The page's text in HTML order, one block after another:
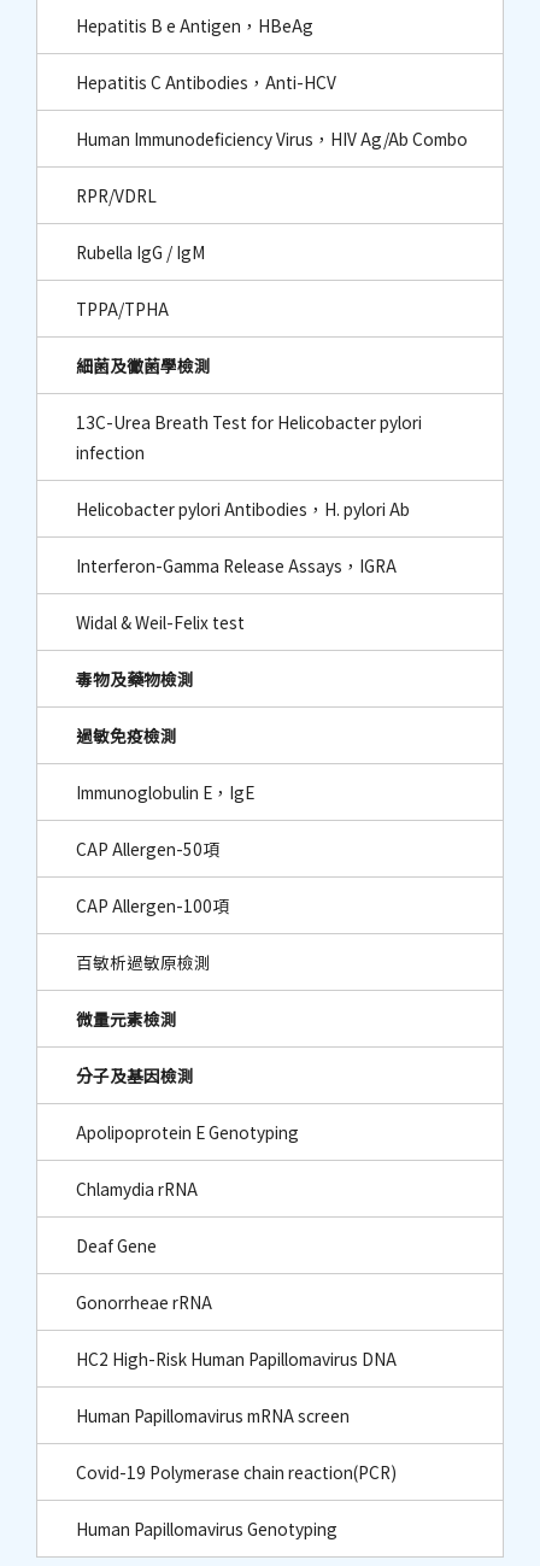
Hepatitis B e Antigen，HBeAg
Hepatitis C Antibodies，Anti-HCV
Human Immunodeficiency Virus，HIV Ag/Ab Combo
RPR/VDRL
Rubella IgG / IgM
TPPA/TPHA
細菌及黴菌學檢測
13C-Urea Breath Test for Helicobacter pylori
infection
Helicobacter pylori Antibodies，H. pylori Ab
Interferon-Gamma Release Assays，IGRA
Widal & Weil-Felix test
毒物及藥物檢測
過敏免疫檢測
Immunoglobulin E，IgE
CAP Allergen-50項
CAP Allergen-100項
百敏析過敏原檢測
微量元素檢測
分子及基因檢測
Apolipoprotein E Genotyping
Chlamydia rRNA
Deaf Gene
Gonorrheae rRNA
HC2 High-Risk Human Papillomavirus DNA
Human Papillomavirus mRNA screen
Covid-19 Polymerase chain reaction(PCR)
Human Papillomavirus Genotyping